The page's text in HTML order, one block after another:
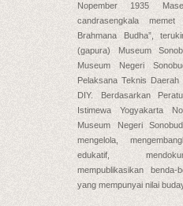
Nopember 1935
candrasengkala
Brahmana Budha”,
(gapura) Museum
Museum Negeri
Pelaksana Teknis
DIY. Berdasarkan
Istimewa Yogyakarta
Museum Negeri
mengelola,
edukatif,
mempublikasikan
yang mempunyai nilai